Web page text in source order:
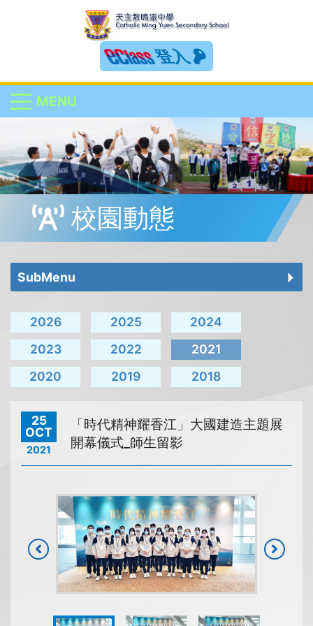
登入
MENU
校園動態
SubMenu
2026 2025
2024
2023
2022
2021
2020
2019 2018
25
OCT
2021
「時代精神耀香江」大國建造主題展
開幕儀式_師生留影